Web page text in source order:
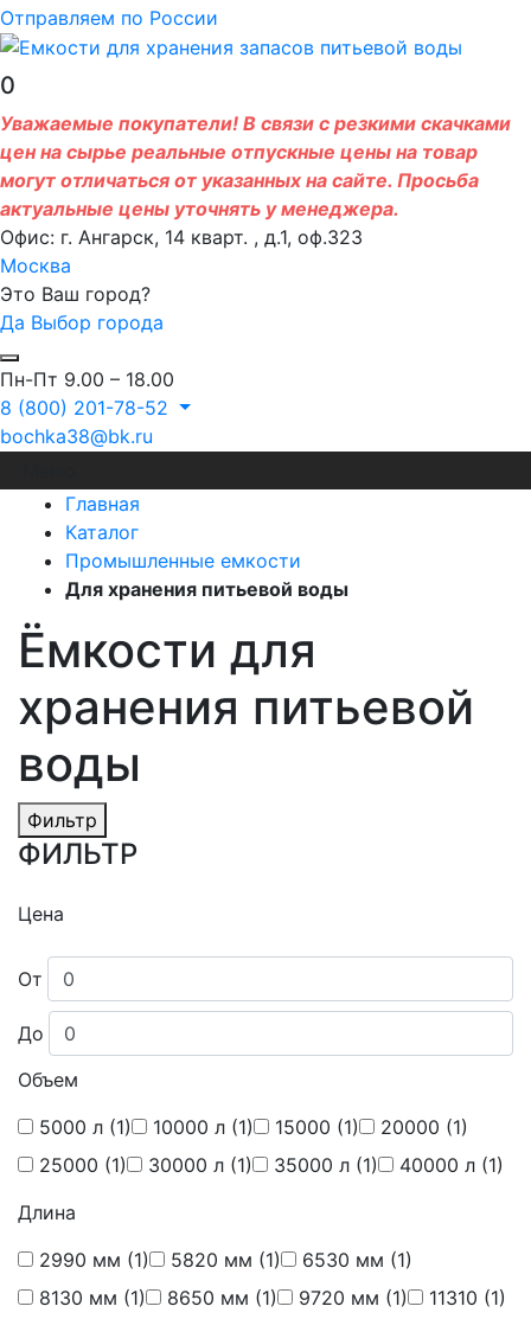
Отправляем по России
0
Уважаемые покупатели! В связи с резкими скачками
цен на сырье реальные отпускные цены на товар
могут отличаться от указанных на сайте. Просьба
актуальные цены уточнять у менеджера.
Офис: г. Ангарск, 14 кварт. , д.1, оф.323
Москва
Это Ваш город?
Да Выбор города
Пн-Пт 9.00 – 18.00
8 (800) 201-78-52
bochka38@bk.ru
Главная
Каталог
Промышленные емкости
Для хранения питьевой воды
Ёмкости для
хранения питьевой
воды
Фильтр
ФИЛЬТР
Цена
От
До
Объем
5000 л (1) 10000 л (1) 15000 (1) 20000 (1)
25000 (1) 30000 л (1) 35000 л (1) 40000 л (1)
Длина
2990 мм (1) 5820 мм (1) 6530 мм (1)
8130 мм (1) 8650 мм (1) 9720 мм (1) 11310 (1)